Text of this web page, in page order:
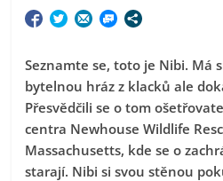
Seznamte se, toto je Nibi. Má
bytelnou hráz z klacků ale
Přesvědčili se o tom
centra Newhouse Wildlife
Massachusetts, kde se o
starají. Nibi si svou stěnou